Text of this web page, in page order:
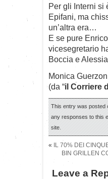
Per gli Interni si
Epifani, ma
un’altra era…
E se pure
vicesegretario
Boccia e
Monica
(da “il Corriere
This entry was posted
any responses to this
site.
«
IL 70% DEI
BIN GRILLEN
Leave a